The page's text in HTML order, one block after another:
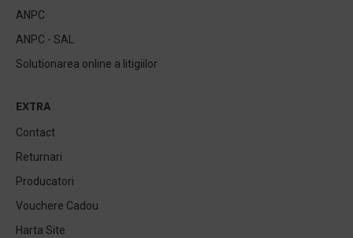
ANPC
ANPC - SAL
Solutionarea online a litigiilor
EXTRA
Contact
Returnari
Producatori
Vouchere Cadou
Harta Site